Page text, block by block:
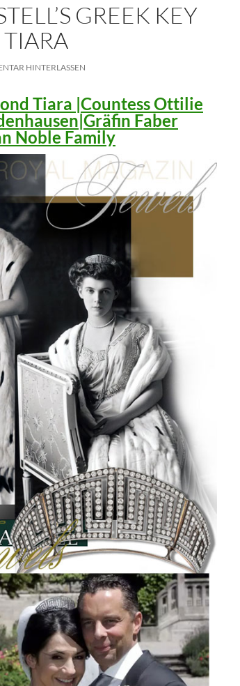
GREEK KEY
HINTERLASSEN
Tiara |Countess Ottilie
Faber
Noble Family